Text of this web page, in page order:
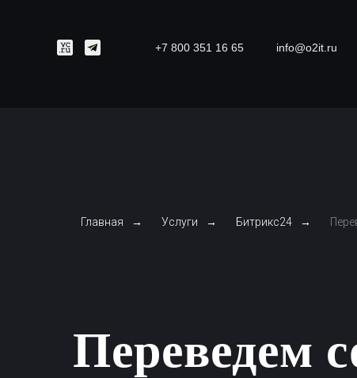
info@o2it.ru
+7 800 351 16 65
Главная → Услуги → Битрикс24 →
Переведем